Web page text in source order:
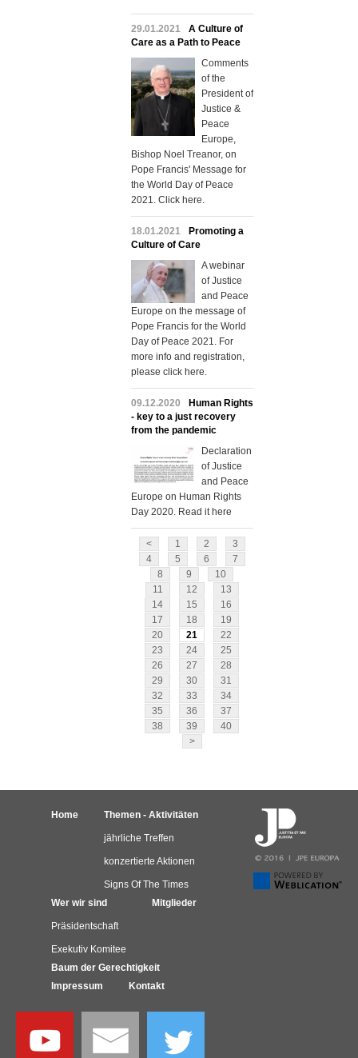
29.01.2021
A Culture of
Care as a Path to Peace
Comments
of the
President of
Justice &
Peace
Europe,
Bishop Noel Treanor, on
Pope Francis' Message for
the World Day of Peace
2021. Click here.
18.01.2021
Promoting a
Culture of Care
A webinar
of Justice
and Peace
Europe on the message of
Pope Francis for the World
Day of Peace 2021. For
more info and registration,
please click here.
09.12.2020
Human Rights
- key to a just recovery
from the pandemic
Declaration
of Justice
and Peace
Europe on Human Rights
Day 2020. Read it here
< 1 2
3
4
5 6
7
8
9
10
11
12
13
14
15
16
17
18
19
20
21
22
23
24
25
26
27
28
29
30
31
32
33
34
35
36
37
38
39
40
>
Home Themen - Aktivitäten
jährliche Treffen
konzertierte Aktionen
Signs Of The Times
Wer wir sind
Präsidentschaft
Exekutiv Komitee
Mitglieder
Baum der Gerechtigkeit
Impressum
Kontakt